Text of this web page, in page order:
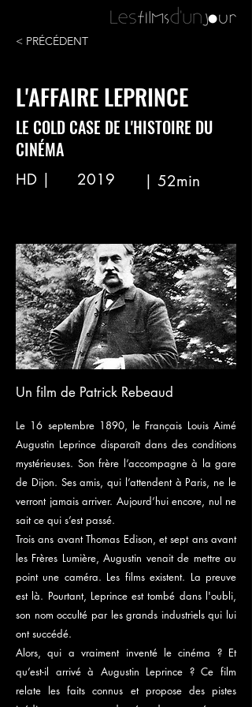
< PRÉCÉDENT
L'AFFAIRE LEPRINCE
LE COLD CASE DE L'HISTOIRE DU
CINÉMA
HD | 2019 | 52min
Un film de Patrick Rebeaud
Le 16 septembre 1890, le Français Louis Aimé
Augustin Leprince disparaît dans des conditions
mystérieuses. Son frère l’accompagne à la gare
de Dijon. Ses amis, qui l’attendent à Paris, ne le
verront jamais arriver. Aujourd’hui encore, nul ne
sait ce qui s’est passé.
Trois ans avant Thomas Edison, et sept ans avant
les Frères Lumière, Augustin venait de mettre au
point une caméra. Les films existent. La preuve
est là. Pourtant, Leprince est tombé dans l'oubli,
son nom occulté par les grands industriels qui lui
ont succédé.
Alors, qui a vraiment inventé le cinéma ? Et
qu’est-il arrivé à Augustin Leprince ? Ce film
relate les faits connus et propose des pistes